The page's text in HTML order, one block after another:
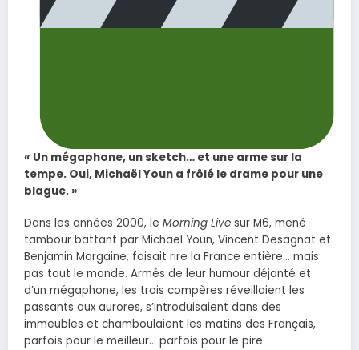
« Un mégaphone, un sketch… et une arme sur la
tempe. Oui, Michaël Youn a frôlé le drame pour une
blague. »
Dans les années 2000, le Morning Live sur M6, mené
tambour battant par Michaël Youn, Vincent Desagnat et
Benjamin Morgaine, faisait rire la France entière… mais
pas tout le monde. Armés de leur humour déjanté et
d’un mégaphone, les trois compères réveillaient les
passants aux aurores, s’introduisaient dans des
immeubles et chamboulaient les matins des Français,
parfois pour le meilleur… parfois pour le pire.